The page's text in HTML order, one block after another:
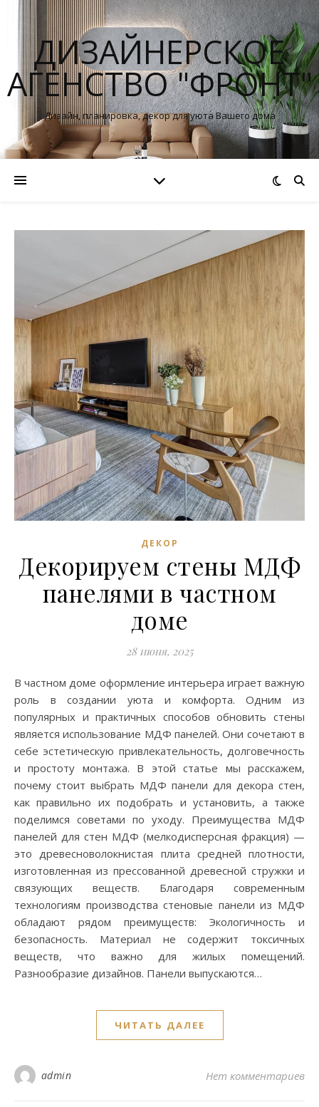
ДИЗАЙНЕРСКОЕ
АГЕНСТВО "ФРОНТ"
Дизайн, планировка, декор для уюта Вашего дома
ДЕКОР
Декорируем стены МДФ
панелями в частном
доме
28 июня, 2025
В частном доме оформление интерьера играет важную
роль в создании уюта и комфорта. Одним из
популярных и практичных способов обновить стены
является использование МДФ панелей. Они сочетают в
себе эстетическую привлекательность, долговечность
и простоту монтажа. В этой статье мы расскажем,
почему стоит выбрать МДФ панели для декора стен,
как правильно их подобрать и установить, а также
поделимся советами по уходу. Преимущества МДФ
панелей для стен МДФ (мелкодисперсная фракция) —
это древесноволокнистая плита средней плотности,
изготовленная из прессованной древесной стружки и
связующих веществ. Благодаря современным
технологиям производства стеновые панели из МДФ
обладают рядом преимуществ: Экологичность и
безопасность. Материал не содержит токсичных
веществ, что важно для жилых помещений.
Разнообразие дизайнов. Панели выпускаются…
ЧИТАТЬ ДАЛЕЕ
admin Нет комментариев